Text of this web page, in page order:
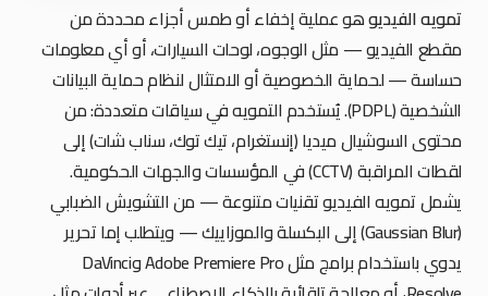
تمويه الفيديوهو عملية إخفاء أو طمس أجزاء محددة من
مقطع الفيديو — مثل الوجوه، لوحات السيارات، أو أي معلومات
حساسة — لحماية الخصوصية أو الامتثال لنظام حماية البيانات
الشخصية (PDPL). يُستخدم التمويه في سياقات متعددة: من
محتوى السوشيال ميديا (إنستغرام، تيك توك، سناب شات) إلى
لقطات المراقبة (CCTV) في المؤسسات والجهات الحكومية.
يشمل تمويه الفيديو تقنيات متنوعة — من التشويش الضبابي
(Gaussian Blur) إلى البكسلة والموزاييك — ويتطلب إما تحرير
يدوي باستخدام برامج مثل Adobe Premiere Pro وDaVinci